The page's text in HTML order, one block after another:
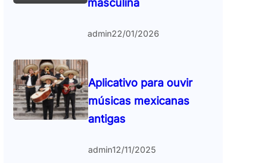
masculina
admin22/01/2026
Aplicativo para ouvir
músicas mexicanas
antigas
admin12/11/2025